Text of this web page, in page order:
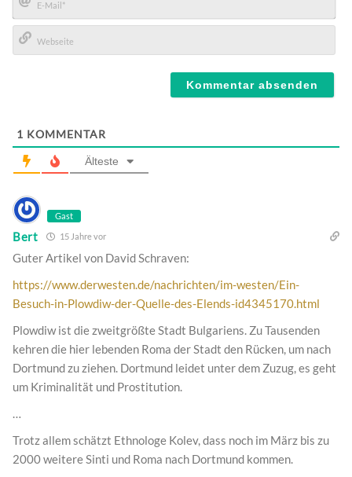
E-
Mail*
1 KOMMENTAR
Älteste
Gast
Bert 15 Jahre vor
Guter Artikel von David Schraven:
https://www.derwesten.de/nachrichten/im-westen/Ein-
Besuch-in-Plowdiw-der-Quelle-des-Elends-id4345170.html
Plowdiw ist die zweitgrößte Stadt Bulgariens. Zu Tausenden
kehren die hier lebenden Roma der Stadt den Rücken, um nach
Dortmund zu ziehen. Dortmund leidet unter dem Zuzug, es geht
um Kriminalität und Prostitution.
…
Trotz allem schätzt Ethnologe Kolev, dass noch im März bis zu
2000 weitere Sinti und Roma nach Dortmund kommen.